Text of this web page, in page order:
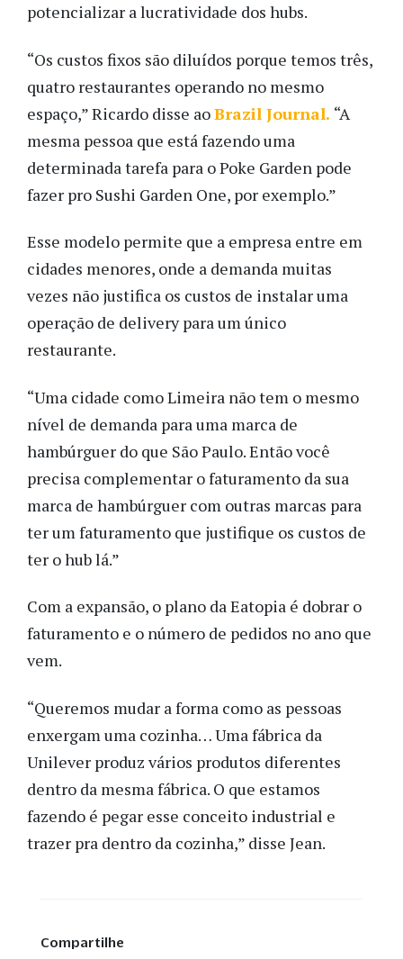
potencializar a lucratividade dos hubs.
“Os custos fixos são diluídos porque temos três,
quatro restaurantes operando no mesmo
espaço,” Ricardo disse aoBrazil Journal. “A
mesma pessoa que está fazendo uma
determinada tarefa para o Poke Garden pode
fazer pro Sushi Garden One, por exemplo.”
Esse modelo permite que a empresa entre em
cidades menores, onde a demanda muitas
vezes não justifica os custos de instalar uma
operação de delivery para um único
restaurante.
“Uma cidade como Limeira não tem o mesmo
nível de demanda para uma marca de
hambúrguer do que São Paulo. Então você
precisa complementar o faturamento da sua
marca de hambúrguer com outras marcas para
ter um faturamento que justifique os custos de
ter o hub lá.”
Com a expansão, o plano da Eatopia é dobrar o
faturamento e o número de pedidos no ano que
vem.
“Queremos mudar a forma como as pessoas
enxergam uma cozinha… Uma fábrica da
Unilever produz vários produtos diferentes
dentro da mesma fábrica. O que estamos
fazendo é pegar esse conceito industrial e
trazer pra dentro da cozinha,” disse Jean.
Compartilhe